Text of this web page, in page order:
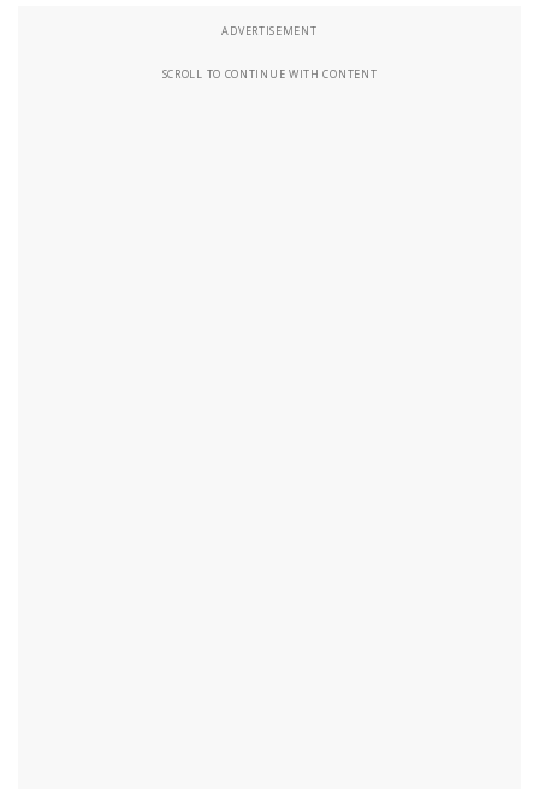
ADVERTISEMENT
SCROLL TO CONTINUE WITH CONTENT